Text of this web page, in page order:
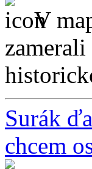
V
Surák
chcem